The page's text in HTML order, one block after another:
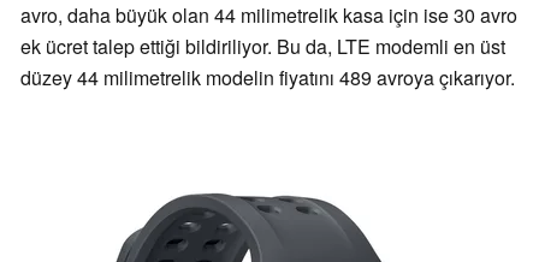
avro, daha büyük olan 44 milimetrelik kasa için ise 30 avro
ek ücret talep ettiği bildiriliyor. Bu da, LTE modemli en üst
düzey 44 milimetrelik modelin fiyatını 489 avroya çıkarıyor.